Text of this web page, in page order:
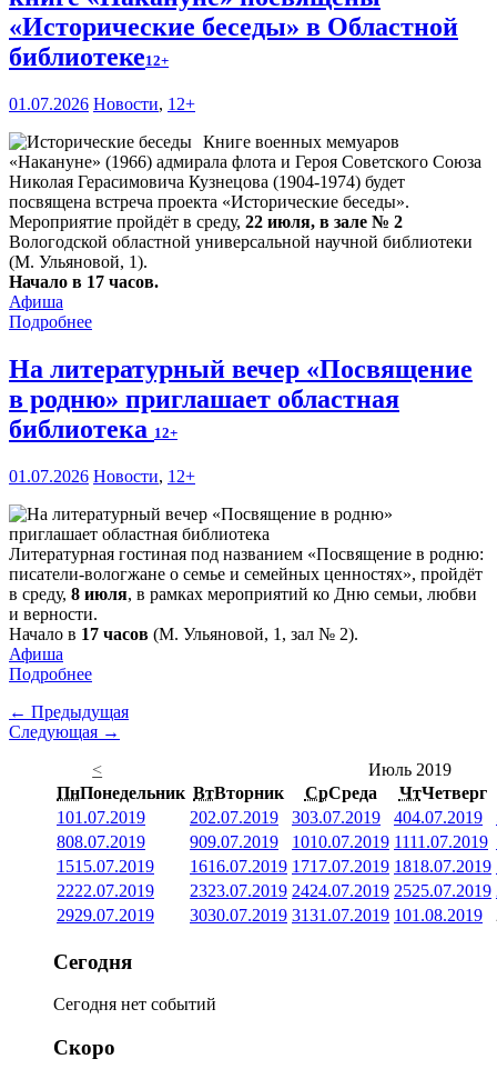
«Исторические беседы» в Областной
библиотеке12+
01.07.2026 Новости, 12+
Книге военных мемуаров
«Накануне» (1966) адмирала флота и Героя Советского Союза
Николая Герасимовича Кузнецова (1904-1974) будет
посвящена встреча проекта «Исторические беседы».
Мероприятие пройдёт в среду, 22 июля, в зале № 2
Вологодской областной универсальной научной библиотеки
(М. Ульяновой, 1).
Начало в 17 часов.
Афиша
Подробнее
На литературный вечер «Посвящение
в родню» приглашает областная
библиотека 12+
01.07.2026 Новости, 12+
Литературная гостиная под названием «Посвящение в родню:
писатели-вологжане о семье и семейных ценностях», пройдёт
в среду, 8 июля, в рамках мероприятий ко Дню семьи, любви
и верности.
Начало в 17 часов (М. Ульяновой, 1, зал № 2).
Афиша
Подробнее
← Предыдущая
Следующая →
<
Июль 2019
ПнПонедельник ВтВторник СрСреда ЧтЧетверг
101.07.2019 202.07.2019 303.07.2019 404.07.2019
808.07.2019 909.07.2019 1010.07.2019 1111.07.2019
1515.07.2019 1616.07.2019 1717.07.2019 1818.07.2019
2222.07.2019 2323.07.2019 2424.07.2019 2525.07.2019
2929.07.2019 3030.07.2019 3131.07.2019 101.08.2019
Сегодня
Сегодня нет событий
Скоро